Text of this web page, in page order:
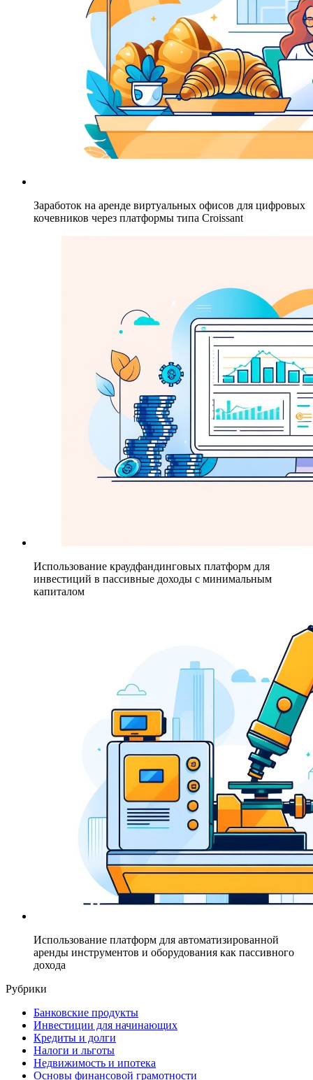
Заработок на аренде виртуальных офисов для цифровых
кочевников через платформы типа Croissant
Использование краудфандинговых платформ для
инвестиций в пассивные доходы с минимальным
капиталом
Использование платформ для автоматизированной
аренды инструментов и оборудования как пассивного
дохода
Рубрики
Банковские продукты
Инвестиции для начинающих
Кредиты и долги
Налоги и льготы
Недвижимость и ипотека
Основы финансовой грамотности